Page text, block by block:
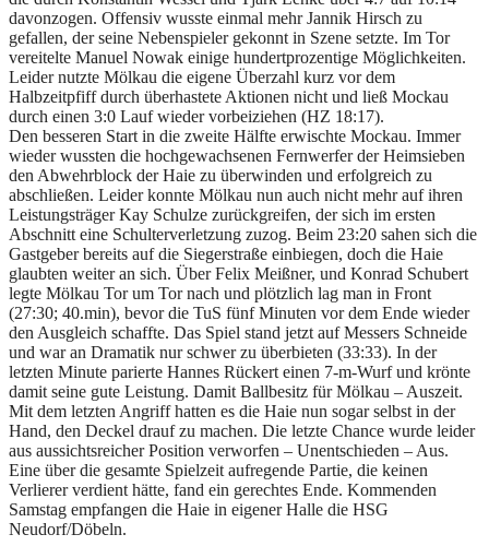
davonzogen. Offensiv wusste einmal mehr Jannik Hirsch zu
gefallen, der seine Nebenspieler gekonnt in Szene setzte. Im Tor
vereitelte Manuel Nowak einige hundertprozentige Möglichkeiten.
Leider nutzte Mölkau die eigene Überzahl kurz vor dem
Halbzeitpfiff durch überhastete Aktionen nicht und ließ Mockau
durch einen 3:0 Lauf wieder vorbeiziehen (HZ 18:17).
Den besseren Start in die zweite Hälfte erwischte Mockau. Immer
wieder wussten die hochgewachsenen Fernwerfer der Heimsieben
den Abwehrblock der Haie zu überwinden und erfolgreich zu
abschließen. Leider konnte Mölkau nun auch nicht mehr auf ihren
Leistungsträger Kay Schulze zurückgreifen, der sich im ersten
Abschnitt eine Schulterverletzung zuzog. Beim 23:20 sahen sich die
Gastgeber bereits auf die Siegerstraße einbiegen, doch die Haie
glaubten weiter an sich. Über Felix Meißner, und Konrad Schubert
legte Mölkau Tor um Tor nach und plötzlich lag man in Front
(27:30; 40.min), bevor die TuS fünf Minuten vor dem Ende wieder
den Ausgleich schaffte. Das Spiel stand jetzt auf Messers Schneide
und war an Dramatik nur schwer zu überbieten (33:33). In der
letzten Minute parierte Hannes Rückert einen 7-m-Wurf und krönte
damit seine gute Leistung. Damit Ballbesitz für Mölkau – Auszeit.
Mit dem letzten Angriff hatten es die Haie nun sogar selbst in der
Hand, den Deckel drauf zu machen. Die letzte Chance wurde leider
aus aussichtsreicher Position verworfen – Unentschieden – Aus.
Eine über die gesamte Spielzeit aufregende Partie, die keinen
Verlierer verdient hätte, fand ein gerechtes Ende. Kommenden
Samstag empfangen die Haie in eigener Halle die HSG
Neudorf/Döbeln.